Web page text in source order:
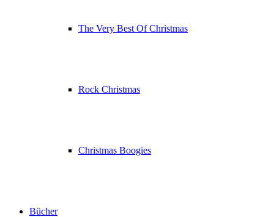
The Very Best Of Christmas
Rock Christmas
Christmas Boogies
Bücher